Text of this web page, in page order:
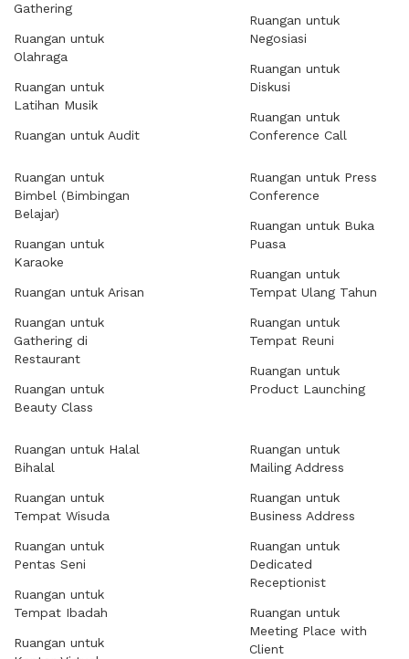
Gathering
Ruangan untuk
Olahraga
Ruangan untuk
Latihan Musik
Ruangan untuk Audit
Ruangan untuk
Negosiasi
Ruangan untuk
Diskusi
Ruangan untuk
Conference Call
Ruangan untuk
Bimbel (Bimbingan
Belajar)
Ruangan untuk
Karaoke
Ruangan untuk Arisan
Ruangan untuk
Gathering di
Restaurant
Ruangan untuk
Beauty Class
Ruangan untuk Press
Conference
Ruangan untuk Buka
Puasa
Ruangan untuk
Tempat Ulang Tahun
Ruangan untuk
Tempat Reuni
Ruangan untuk
Product Launching
Ruangan untuk Halal
Bihalal
Ruangan untuk
Tempat Wisuda
Ruangan untuk
Pentas Seni
Ruangan untuk
Tempat Ibadah
Ruangan untuk
Ruangan untuk
Mailing Address
Ruangan untuk
Business Address
Ruangan untuk
Dedicated
Receptionist
Ruangan untuk
Meeting Place with
Client